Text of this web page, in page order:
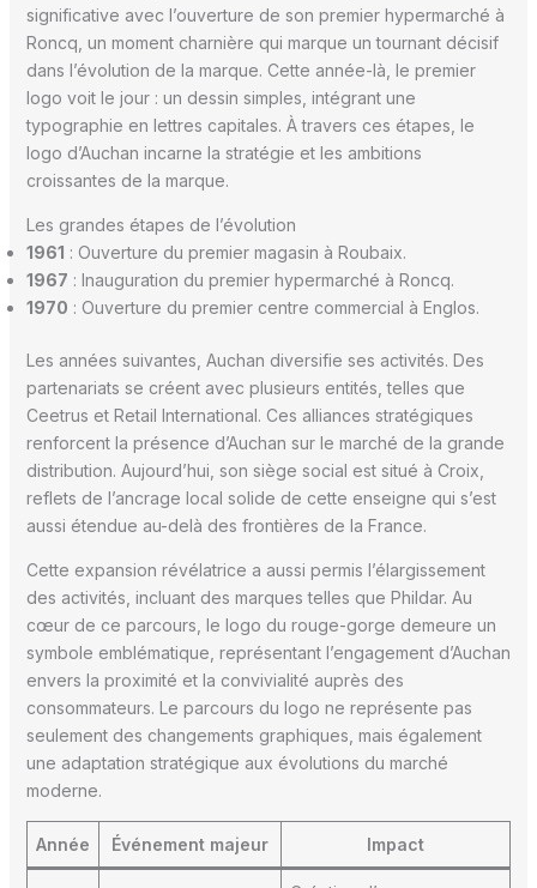
significative avec l’ouverture de son premier hypermarché à
Roncq, un moment charnière qui marque un tournant décisif
dans l’évolution de la marque. Cette année-là, le premier
logo voit le jour : un dessin simples, intégrant une
typographie en lettres capitales. À travers ces étapes, le
logo d’Auchan incarne la stratégie et les ambitions
croissantes de la marque.
Les grandes étapes de l’évolution
1961 : Ouverture du premier magasin à Roubaix.
1967 : Inauguration du premier hypermarché à Roncq.
1970 : Ouverture du premier centre commercial à Englos.
Les années suivantes, Auchan diversifie ses activités. Des
partenariats se créent avec plusieurs entités, telles que
Ceetrus et Retail International. Ces alliances stratégiques
renforcent la présence d’Auchan sur le marché de la grande
distribution. Aujourd’hui, son siège social est situé à Croix,
reflets de l’ancrage local solide de cette enseigne qui s’est
aussi étendue au-delà des frontières de la France.
Cette expansion révélatrice a aussi permis l’élargissement
des activités, incluant des marques telles que Phildar. Au
cœur de ce parcours, le logo du rouge-gorge demeure un
symbole emblématique, représentant l’engagement d’Auchan
envers la proximité et la convivialité auprès des
consommateurs. Le parcours du logo ne représente pas
seulement des changements graphiques, mais également
une adaptation stratégique aux évolutions du marché
moderne.
Année Événement majeur Impact